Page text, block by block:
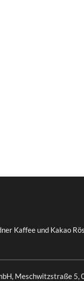
Kaffee und Kakao
Meschwitzstraße 5,